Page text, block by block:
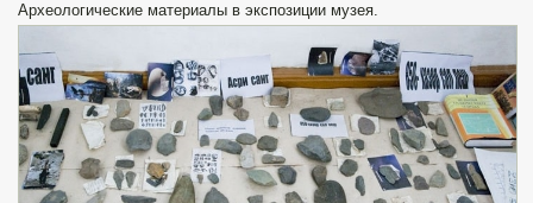
Археологические материалы в экспозиции музея.